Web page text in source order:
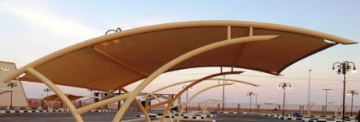
–
مظلات
قماش
الاحساء